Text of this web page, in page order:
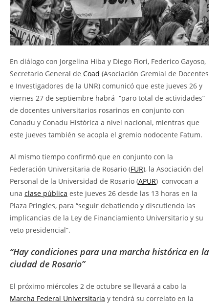
En diálogo con Jorgelina Hiba y Diego Fiori, Federico Gayoso,
Secretario General de Coad (Asociación Gremial de Docentes
e Investigadores de la UNR) comunicó que este jueves 26 y
viernes 27 de septiembre habrá “paro total de actividades”
de docentes universitarios rosarinos en conjunto con
Conadu y Conadu Histórica a nivel nacional, mientras que
este jueves también se acopla el gremio nodocente Fatum.
Al mismo tiempo confirmó que en conjunto con la
Federación Universitaria de Rosario (FUR), la Asociación del
Personal de la Universidad de Rosario (APUR) convocan a
una clase pública este jueves 26 desde las 13 horas en la
Plaza Pringles, para “seguir debatiendo y discutiendo las
implicancias de la Ley de Financiamiento Universitario y su
veto presidencial”.
“Hay condiciones para una marcha histórica en la
ciudad de Rosario”
El próximo miércoles 2 de octubre se llevará a cabo la
Marcha Federal Universitaria y tendrá su correlato en la